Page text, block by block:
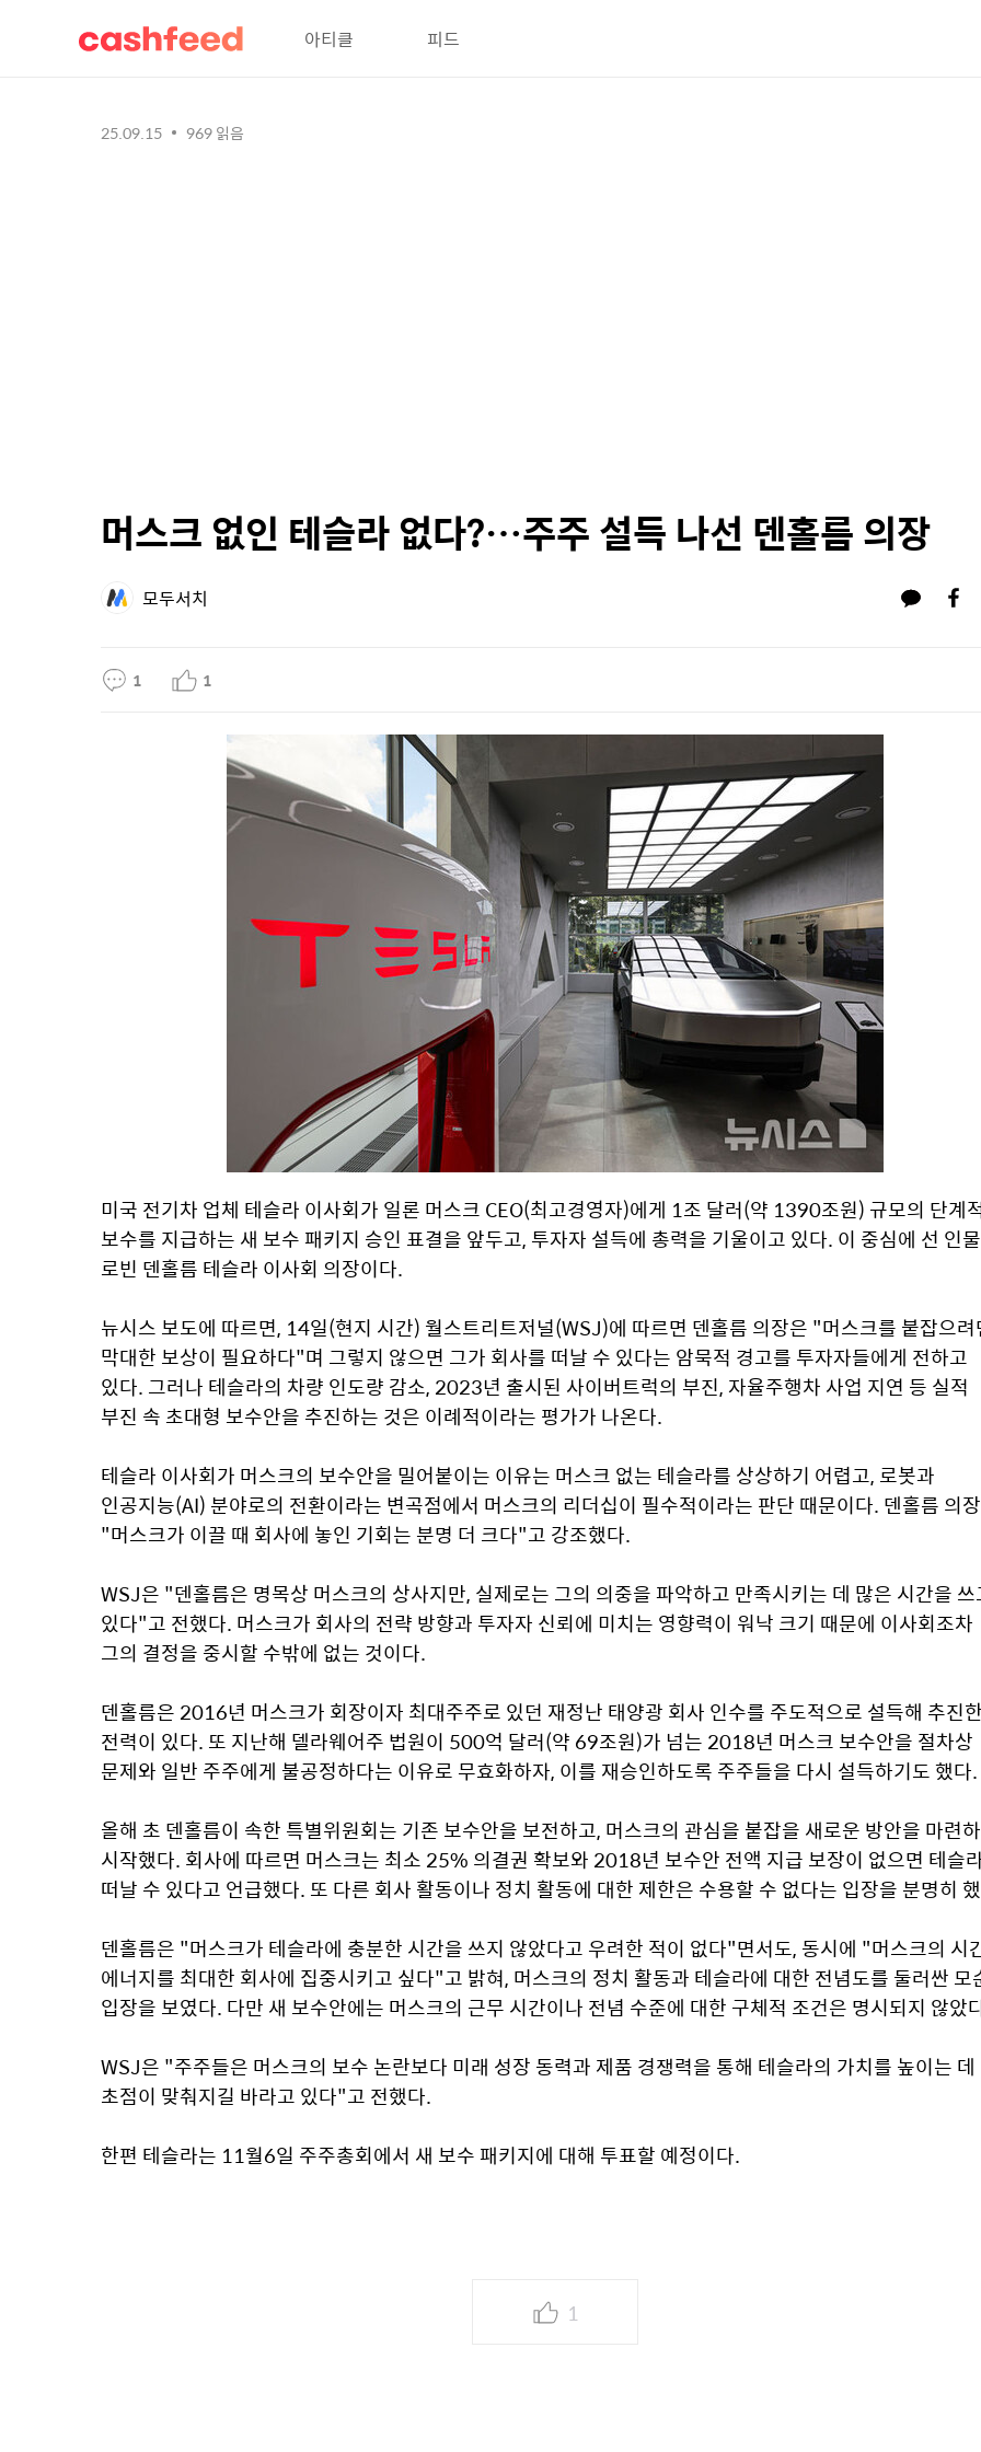
아티클 피드
25.09.15 969 읽음
머스크 없인 테슬라 없다?…주주 설득 나선 덴홀름 의장
모두서치
1 1
미국 전기차 업체 테슬라 이사회가 일론 머스크 CEO(최고경영자)에게 1조 달러(약 1390조원) 규모의 단계
보수를 지급하는 새 보수 패키지 승인 표결을 앞두고, 투자자 설득에 총력을 기울이고 있다. 이 중심에 선 인
로빈 덴홀름 테슬라 이사회 의장이다.
뉴시스 보도에 따르면, 14일(현지 시간) 월스트리트저널(WSJ)에 따르면 덴홀름 의장은 "머스크를 붙잡으려
막대한 보상이 필요하다"며 그렇지 않으면 그가 회사를 떠날 수 있다는 암묵적 경고를 투자자들에게 전하고
있다. 그러나 테슬라의 차량 인도량 감소, 2023년 출시된 사이버트럭의 부진, 자율주행차 사업 지연 등 실적
부진 속 초대형 보수안을 추진하는 것은 이례적이라는 평가가 나온다.
테슬라 이사회가 머스크의 보수안을 밀어붙이는 이유는 머스크 없는 테슬라를 상상하기 어렵고, 로봇과
인공지능(AI) 분야로의 전환이라는 변곡점에서 머스크의 리더십이 필수적이라는 판단 때문이다. 덴홀름 의
"머스크가 이끌 때 회사에 놓인 기회는 분명 더 크다"고 강조했다.
WSJ은 "덴홀름은 명목상 머스크의 상사지만, 실제로는 그의 의중을 파악하고 만족시키는 데 많은 시간을 쓰
있다"고 전했다. 머스크가 회사의 전략 방향과 투자자 신뢰에 미치는 영향력이 워낙 크기 때문에 이사회조차
그의 결정을 중시할 수밖에 없는 것이다.
덴홀름은 2016년 머스크가 회장이자 최대주주로 있던 재정난 태양광 회사 인수를 주도적으로 설득해 추진
전력이 있다. 또 지난해 델라웨어주 법원이 500억 달러(약 69조원)가 넘는 2018년 머스크 보수안을 절차상
문제와 일반 주주에게 불공정하다는 이유로 무효화하자, 이를 재승인하도록 주주들을 다시 설득하기도 했다.
올해 초 덴홀름이 속한 특별위원회는 기존 보수안을 보전하고, 머스크의 관심을 붙잡을 새로운 방안을 마련
시작했다. 회사에 따르면 머스크는 최소 25% 의결권 확보와 2018년 보수안 전액 지급 보장이 없으면 테슬
떠날 수 있다고 언급했다. 또 다른 회사 활동이나 정치 활동에 대한 제한은 수용할 수 없다는 입장을 분명히
덴홀름은 "머스크가 테슬라에 충분한 시간을 쓰지 않았다고 우려한 적이 없다"면서도, 동시에 "머스크의 시
에너지를 최대한 회사에 집중시키고 싶다"고 밝혀, 머스크의 정치 활동과 테슬라에 대한 전념도를 둘러싼 모
입장을 보였다. 다만 새 보수안에는 머스크의 근무 시간이나 전념 수준에 대한 구체적 조건은 명시되지 않았
WSJ은 "주주들은 머스크의 보수 논란보다 미래 성장 동력과 제품 경쟁력을 통해 테슬라의 가치를 높이는 데
초점이 맞춰지길 바라고 있다"고 전했다.
한편 테슬라는 11월6일 주주총회에서 새 보수 패키지에 대해 투표할 예정이다.
1